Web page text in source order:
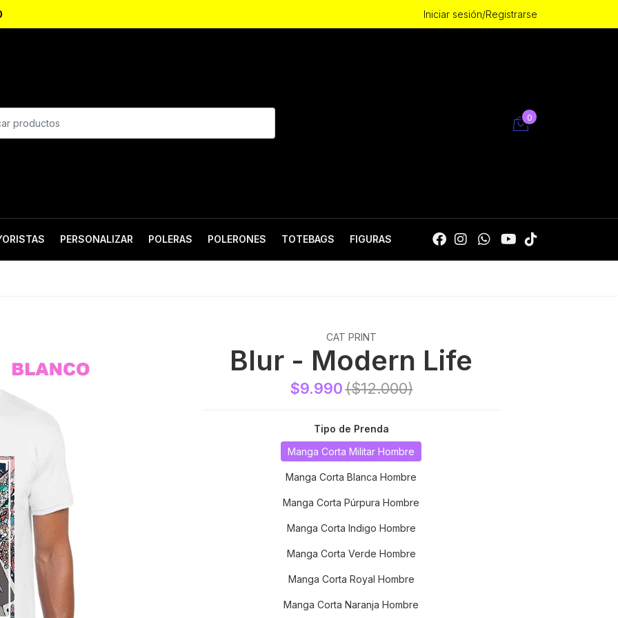
Iniciar sesión/Registrarse
0
PERSONALIZAR POLERAS POLERONES TOTEBAGS FIGURAS
CAT PRINT
Blur - Modern Life
$9.990($12.000)
Tipo de Prenda
Manga Corta Militar Hombre
Manga Corta Blanca Hombre
Manga Corta Púrpura Hombre
Manga Corta Indigo Hombre
Manga Corta Verde Hombre
Manga Corta Royal Hombre
Manga Corta Naranja Hombre